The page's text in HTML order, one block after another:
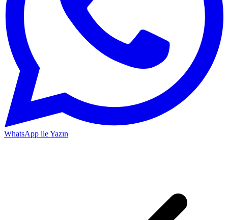
WhatsApp ile Yazın